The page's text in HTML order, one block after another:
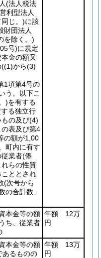
(法人税法
利型法人
じ。)に該
財団法人
を除く。)
号)に規定
金の額又
((1)から(3)
1項第4号の
う。以下こ
)を有する
る独立行
の及び(4)
表及び第4
の額が1,00
町内に有す
業者(俸
らの性質
ととされ
(次号から
の合計数」
本金等の額
ち、従業者
年額 12万
円
本金等の額
あるものの
年額 13万
円